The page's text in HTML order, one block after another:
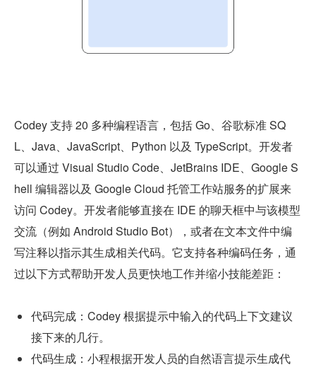
Codey 支持 20 多种编程语言，包括 Go、谷歌标准 SQ
L、Java、JavaScript、Python 以及 TypeScript。开发者
可以通过 Visual Studio Code、JetBrains IDE、Google S
hell 编辑器以及 Google Cloud 托管工作站服务的扩展来
访问 Codey。开发者能够直接在 IDE 的聊天框中与该模型
交流（例如 Android Studio Bot），或者在文本文件中编
写注释以指示其生成相关代码。它支持各种编码任务，通
过以下方式帮助开发人员更快地工作并缩小技能差距：
代码完成：Codey 根据提示中输入的代码上下文建议
接下来的几行。
代码生成：小程根据开发人员的自然语言提示生成代